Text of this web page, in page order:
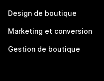
Design de boutique
Marketing et conversion
Gestion de boutique